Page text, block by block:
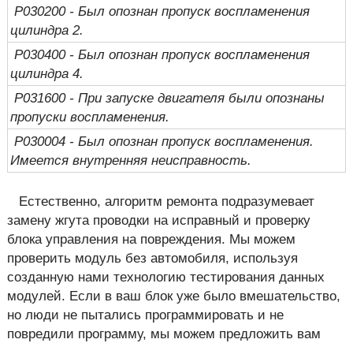
P030200 - Был опознан пропуск воспламенения
цилиндра 2.
P030400 - Был опознан пропуск воспламенения
цилиндра 4.
P031600 - При запуске двигателя были опознаны
пропуски воспламенения.
P030004 - Был опознан пропуск воспламенения.
Имеется внутренняя неисправность.
Естественно, алгоритм ремонта подразумевает
замену жгута проводки на исправный и проверку
блока управления на повреждения. Мы можем
проверить модуль без автомобиля, используя
созданную нами технологию тестирования данных
модулей. Если в ваш блок уже было вмешательство,
но люди не пытались программировать и не
повредили программу, мы можем предложить вам